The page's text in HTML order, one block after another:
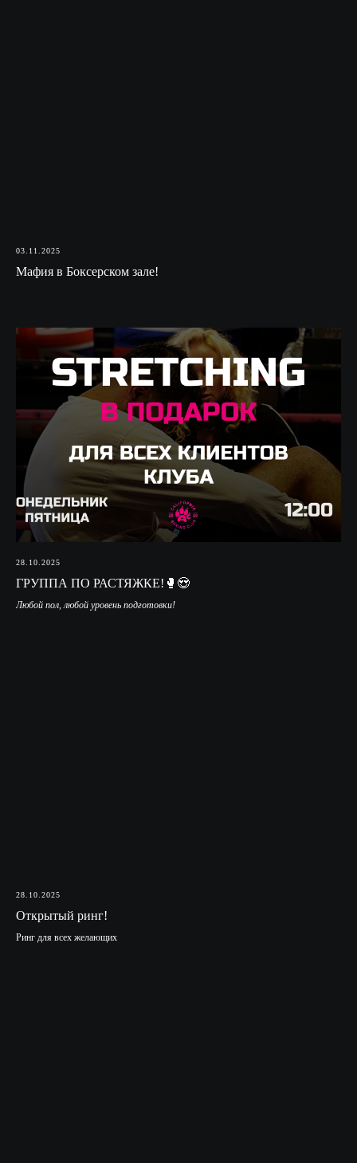
03.11.2025
Мафия в Боксерском зале!
28.10.2025
ГРУППА ПО РАСТЯЖКЕ!🥊😍
Любой пол, любой уровень подготовки!
28.10.2025
Открытый ринг!
Ринг для всех желающих